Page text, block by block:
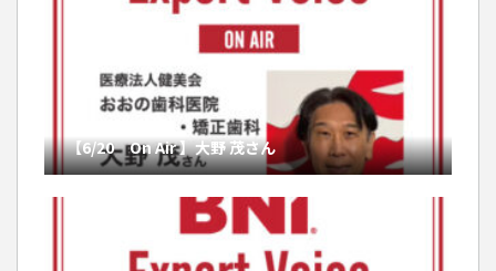
【6/20 On Air 】大野 茂さん